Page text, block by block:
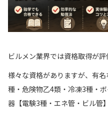
ビルメン業界では資格取得が評
様々な資格がありますが、有
種・危険物乙4類・冷凍3種・
器【電験3種・エネ管・ビル管